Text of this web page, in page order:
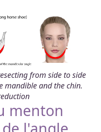
from side to side
mandible and the chin.
menton